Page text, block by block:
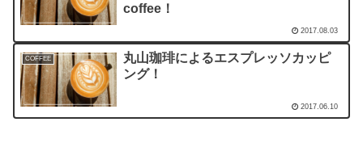
coffee！
2017.08.03
COFFEE
丸山珈琲によるエスプレッソカッピ
ング！
2017.06.10